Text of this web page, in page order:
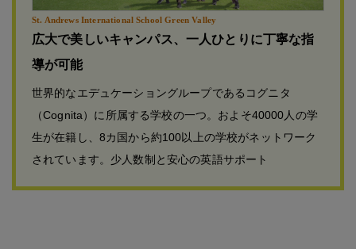
St. Andrews International School Green Valley
広大で美しいキャンパス、一人ひとりに丁寧な指
導が可能
世界的なエデュケーショングループであるコグニタ
（Cognita）に所属する学校の一つ。およそ40000人の学
生が在籍し、8カ国から約100以上の学校がネットワーク
されています。少人数制と安心の英語サポート